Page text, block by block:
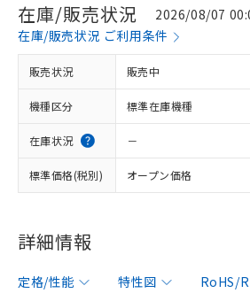
在庫/販売状況
2026/08/07
在庫/販売状況 ご利用条件
販売状況 販売中
機種区分 標準在庫機種
在庫状況 －
標準価格(税別) オープン価格
詳細情報
定格/性能 特性図
RoHS/